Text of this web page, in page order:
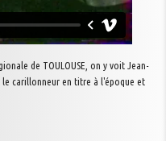
de TOULOUSE, on y voit Jean-
, le carillonneur en titre à l'époque et